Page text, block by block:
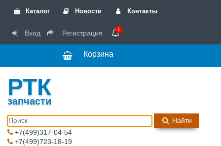
Каталог Новости Контакты
Вход Регистрация 1
Корзина
РТК
запчасти
Найти
+7(499)317-04-54
+7(499)723-18-19